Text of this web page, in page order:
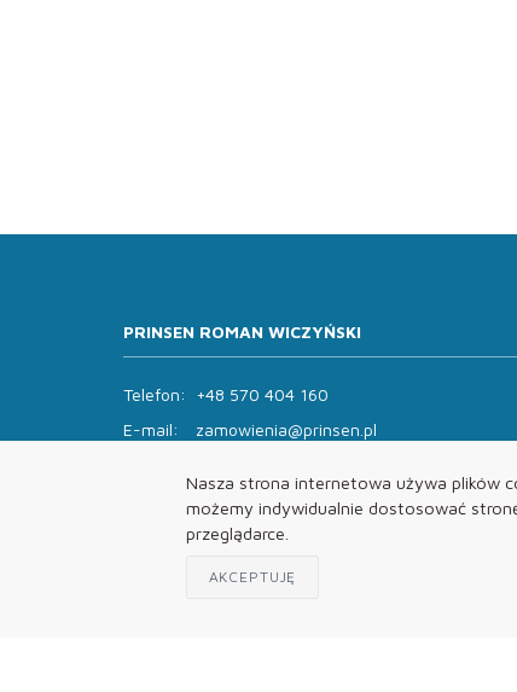
Nasza strona internetowa używa plików
możemy indywidualnie dostosować
przeglądarce.
AKCEPTUJĘ
PRINSEN ROMAN WICZYŃSKI
Telefon:
+48 570 404 160
E-mail:
zamowienia@prinsen.pl
Pon - Pt: 8:00 - 14:00 Sob: zamknięte